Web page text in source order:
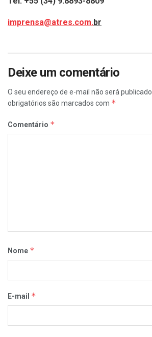
imprensa@atres.com.br
Deixe um comentário
O seu endereço de e-mail não será publicado.
obrigatórios são marcados com *
Comentário *
Nome *
E-mail *